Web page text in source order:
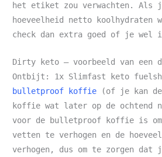
het etiket zou verwachten. Als
hoeveelheid netto koolhydraten
check dan extra goed of je
Dirty keto – voorbeeld van een
Ontbijt: 1x Slimfast keto
bulletproof koffie
(of je kan
koffie wat later op de ochtend
voor de bulletproof koffie is om
vetten te verhogen en de
verhogen, dus om te zorgen dat